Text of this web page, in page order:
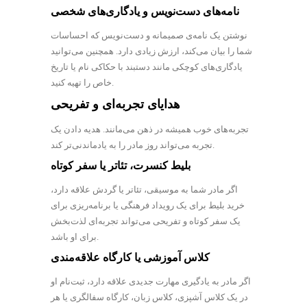
نامه‌های دست‌نویس و یادگاری‌های شخصی
نوشتن یک نامه‌ی صمیمانه و دست‌نویس که احساسات
شما را بیان می‌کند، ارزش زیادی دارد. همچنین می‌توانید
یادگاری‌های کوچکی مانند دستبند با حکاکی نام یا تاریخ
خاص را تهیه کنید.
هدایای تجربه‌ای و تفریحی
تجربه‌های خوب همیشه در ذهن می‌مانند. هدیه دادن یک
تجربه می‌تواند روز مادر را به یادماندنی‌تر کند.
بلیط کنسرت، تئاتر یا سفر کوتاه
اگر مادر شما به موسیقی، تئاتر یا گردش علاقه دارد،
خرید بلیط برای یک رویداد فرهنگی یا برنامه‌ریزی برای
یک سفر کوتاه و تفریحی می‌تواند تجربه‌ای لذت‌بخش
برای او باشد.
کلاس آموزشی یا کارگاه علاقه‌مندی
اگر مادر به یادگیری مهارت جدیدی علاقه دارد، ثبت‌نام او
در یک کلاس آشپزی، کلاس زبان، کارگاه سفالگری یا هر